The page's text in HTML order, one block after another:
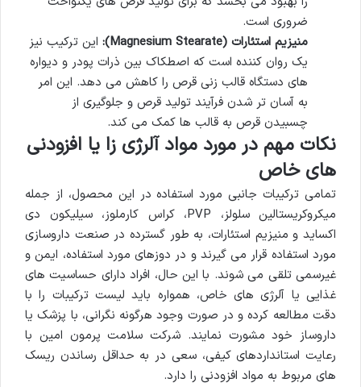
ضروری است.
منیزیم استئارات (Magnesium Stearate):
این ترکیب نیز
یک روان کننده است که اصطکاک بین ذرات پودر و دیواره
های دستگاه قالب زنی قرص را کاهش می دهد. این امر
به آسان تر شدن فرآیند تولید قرص و جلوگیری از
چسبیدن قرص به قالب ها کمک می کند.
نکات مهم در مورد مواد آلرژی زا یا افزودنی
های خاص
تمامی ترکیبات جانبی مورد استفاده در این محصول، از جمله
میکروکریستالین سلولز، PVP، کراس کارملوز، سیلیکون دی
اکساید و منیزیم استئارات، به طور گسترده در صنعت داروسازی
مورد استفاده قرار می گیرند و در دوزهای مورد استفاده، ایمن و
غیرسمی تلقی می شوند. با این حال، افراد دارای حساسیت های
غذایی یا آلرژی های خاص، همواره باید لیست ترکیبات را با
دقت مطالعه کرده و در صورت وجود هرگونه نگرانی، با پزشک یا
داروساز خود مشورت نمایند. شرکت سلامت پرمون امین با
رعایت استانداردهای کیفی، سعی در به حداقل رساندن ریسک
های مربوط به مواد افزودنی را دارد.